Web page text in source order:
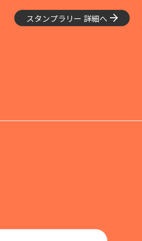
スタンプラリー 詳細へ